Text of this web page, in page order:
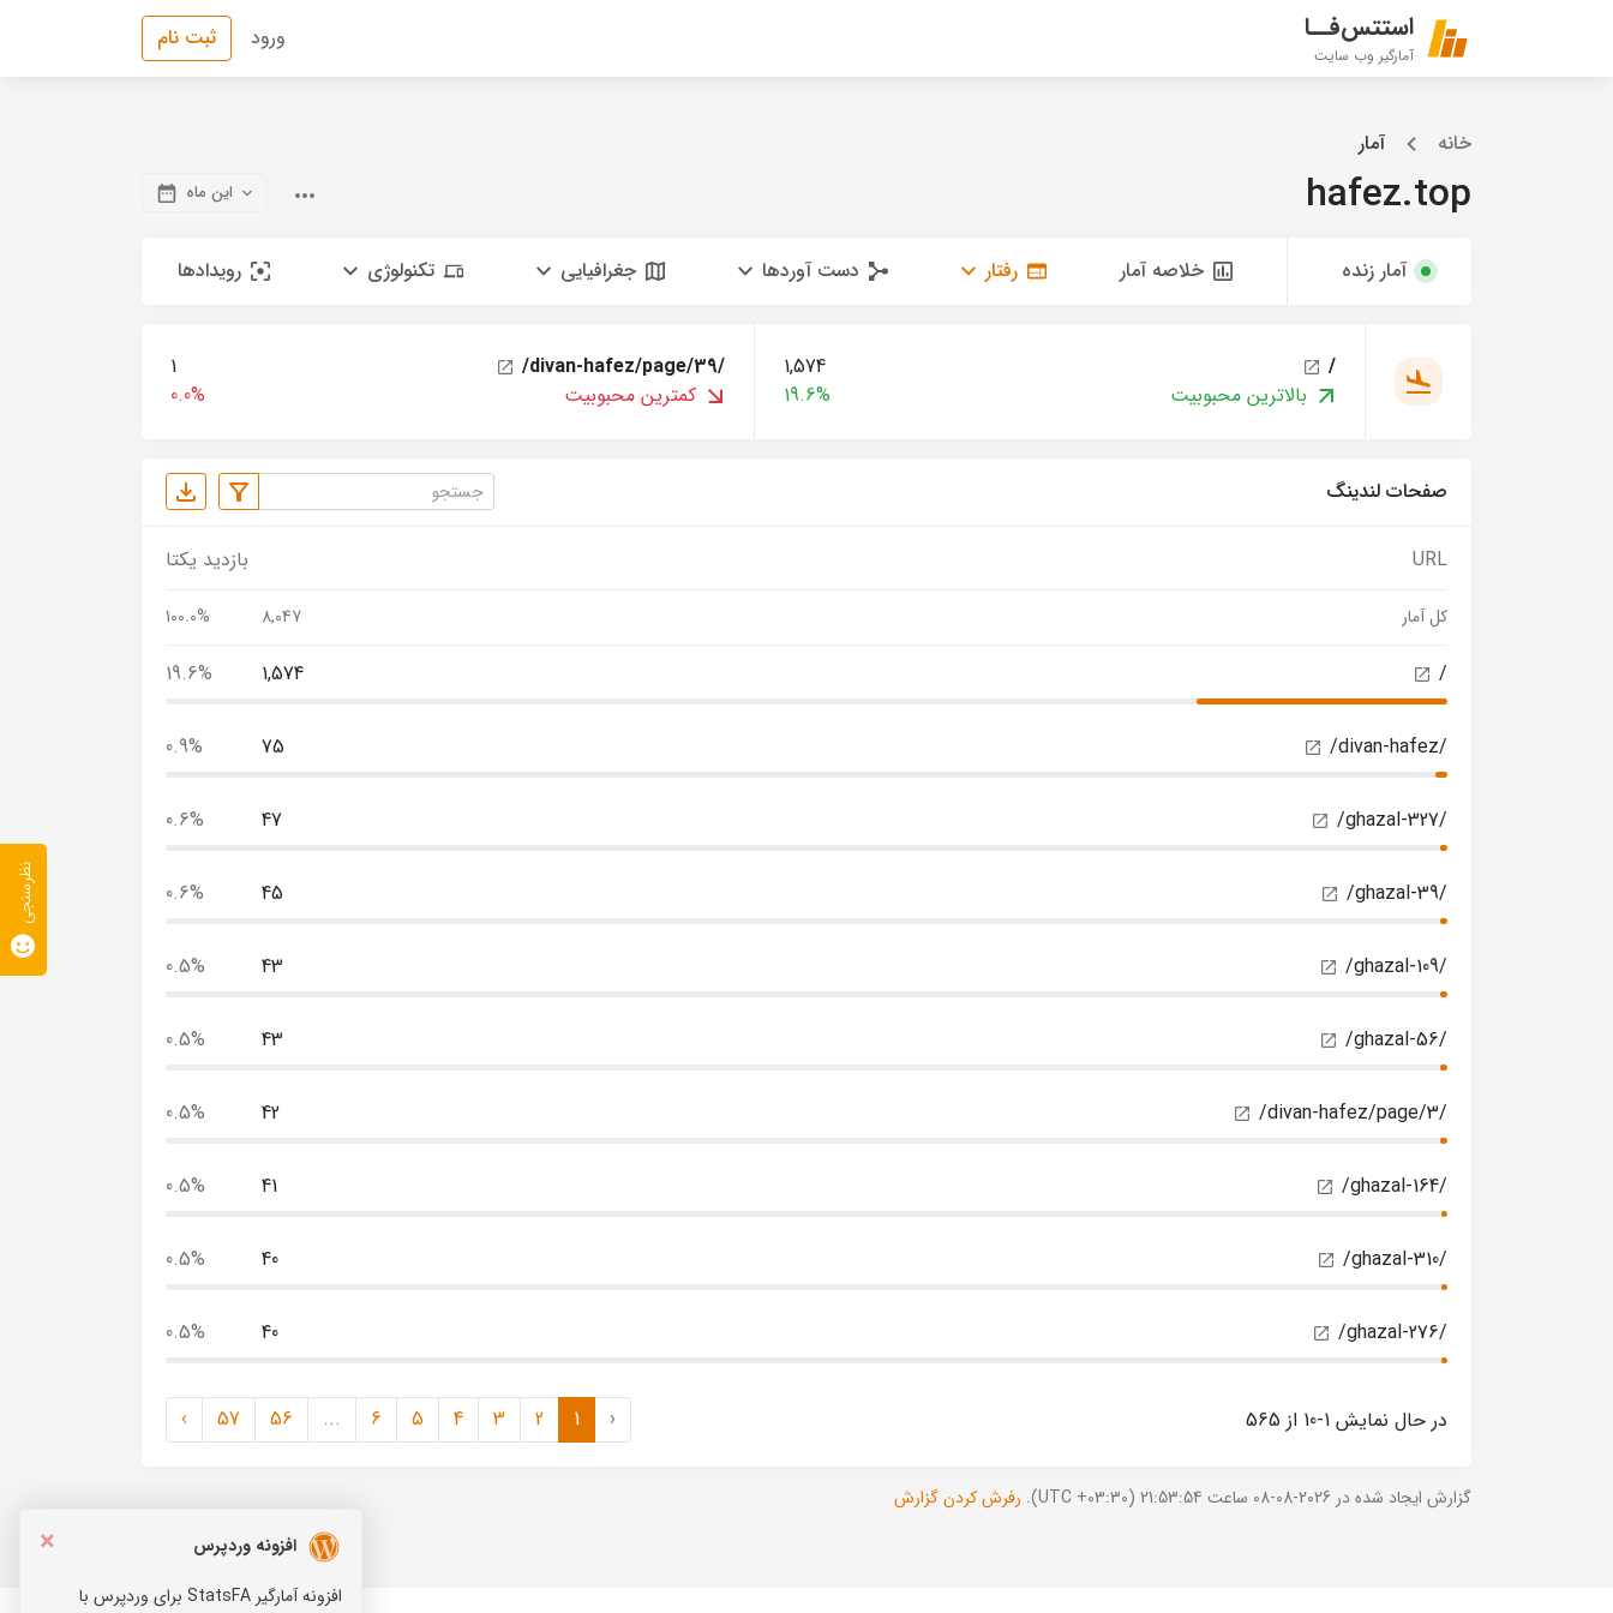
استتس‌فــا
آمارگیر وب سایت
ورود ثبت نام
خانه آمار
hafez.top این ماه
آمار زنده خلاصه آمار رفتار دست آوردها جغرافیایی تکنولوژی رویدادها
/
1,574
بالاترین محبوبیت
19.6%
/divan-hafez/page/39/
1
کمترین محبوبیت
0.0%
صفحات لندینگ
URL بازدید یکتا
کل آمار 8,047
100.0%
/
1,574
19.6%
/divan-hafez/
75
0.9%
/ghazal-327/
47
0.6%
/ghazal-39/
45
0.6%
/ghazal-109/
43
0.5%
/ghazal-56/
43
0.5%
/divan-hafez/page/3/
42
0.5%
/ghazal-164/
41
0.5%
/ghazal-310/
40
0.5%
/ghazal-276/
40
0.5%
در حال نمایش 1-10 از 565 ‹
1
2
3
4
5
6
...
56
57
›
گزارش ایجاد شده در 2026-08-08 ساعت 21:53:54 (UTC +03:30). رفرش کردن گزارش
×
افزونه وردپرس
افزونه آمارگیر StatsFA برای وردپرس با
نظرسنجی